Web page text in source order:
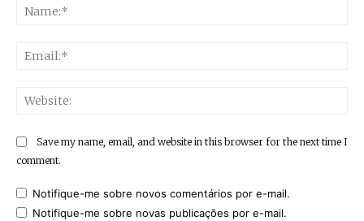
Save my name, email, and website in this browser for the next time I
comment.
Notifique-me sobre novos comentários por e-mail.
Notifique-me sobre novas publicações por e-mail.